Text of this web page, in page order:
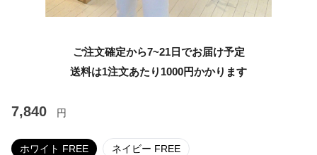
ご注文確定から7~21日でお届け予定
送料は1注文あたり 1000円かかります
7,840 円
ホワイト FREE ネイビー FREE